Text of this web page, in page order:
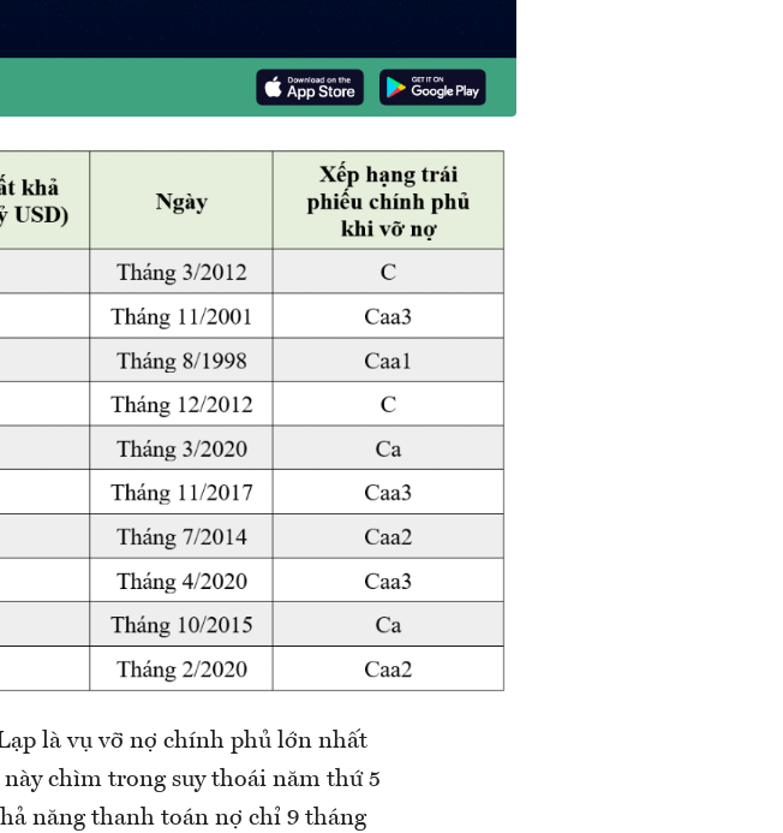
là vụ vỡ nợ chính phủ lớn nhất
chìm trong suy thoái năm thứ 5
năng thanh toán nợ chỉ 9 tháng